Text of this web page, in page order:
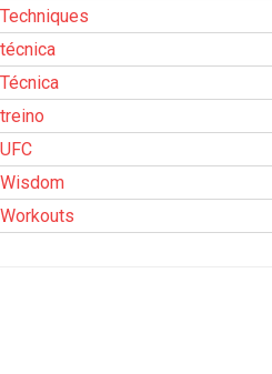
Techniques
técnica
Técnica
treino
UFC
Wisdom
Workouts